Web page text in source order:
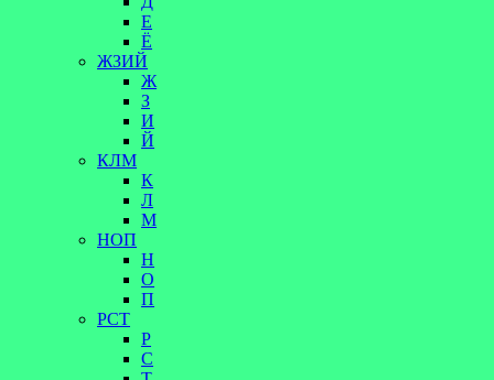
Е
Ё
ЖЗИЙ
Ж
З
И
Й
КЛМ
К
Л
М
НОП
Н
О
П
РСТ
Р
С